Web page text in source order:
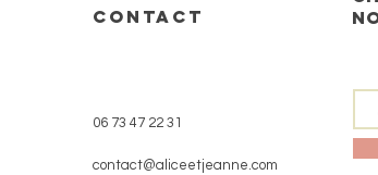
CONTACT
06 73 47 22 31
contact@aliceetjeanne.com